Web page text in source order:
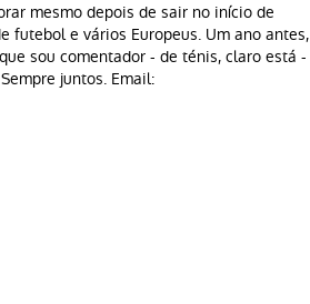
mesmo depois de sair no início de
futebol e vários Europeus. Um ano antes,
sou comentador - de ténis, claro está -
juntos. Email: